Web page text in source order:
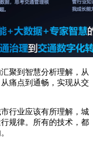
聚到智慧分析理解，从
痛点到通畅，实现从交
行业应该有所理解，城
规律。所有的技术，都